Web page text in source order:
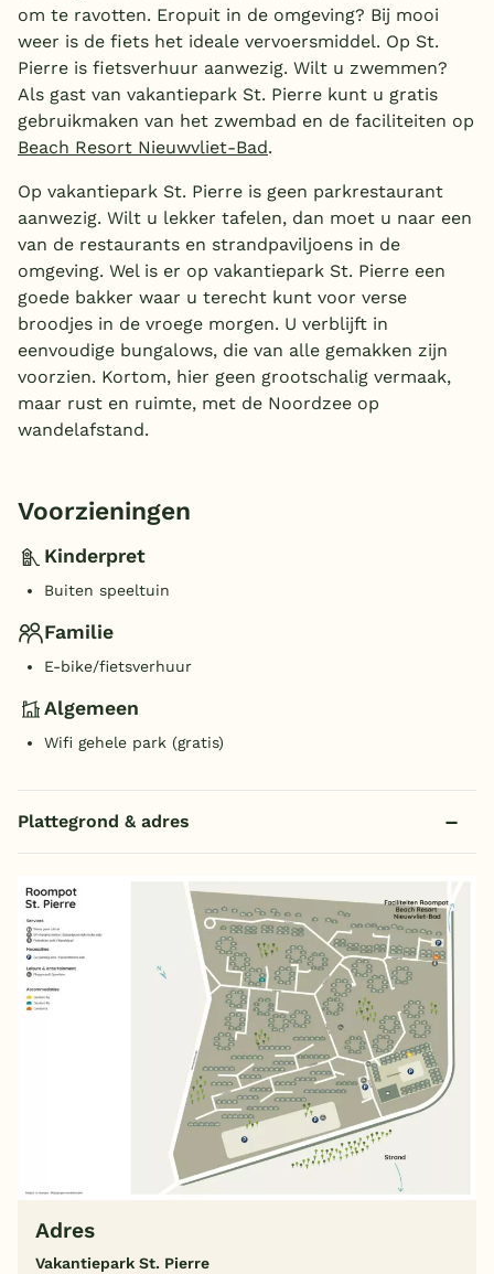
om te ravotten. Eropuit in de omgeving? Bij mooi
weer is de fiets het ideale vervoersmiddel. Op St.
Pierre is fietsverhuur aanwezig. Wilt u zwemmen?
Als gast van vakantiepark St. Pierre kunt u gratis
gebruikmaken van het zwembad en de faciliteiten op
Beach Resort Nieuwvliet-Bad.
Op vakantiepark St. Pierre is geen parkrestaurant
aanwezig. Wilt u lekker tafelen, dan moet u naar een
van de restaurants en strandpaviljoens in de
omgeving. Wel is er op vakantiepark St. Pierre een
goede bakker waar u terecht kunt voor verse
broodjes in de vroege morgen. U verblijft in
eenvoudige bungalows, die van alle gemakken zijn
voorzien. Kortom, hier geen grootschalig vermaak,
maar rust en ruimte, met de Noordzee op
wandelafstand.
Voorzieningen
Kinderpret
Buiten speeltuin
Familie
E-bike/fietsverhuur
Algemeen
Wifi gehele park (gratis)
Plattegrond & adres
Adres
Vakantiepark St. Pierre